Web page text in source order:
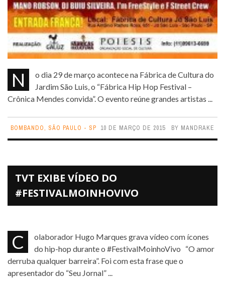
No dia 29 de março acontece na Fábrica de Cultura do
Jardim São Luis, o “Fábrica Hip Hop Festival –
Crônica Mendes convida”. O evento reúne grandes artistas ...
BOMBANDO, SÃO PAULO - SP 10 DE MARÇO DE 2015 BY MANDRAKE
TVT EXIBE VÍDEO DO
#FESTIVALMOINHOVIVO
Colaborador Hugo Marques grava vídeo com ícones
do hip-hop durante o #FestivalMoinhoVivo “O amor
derruba qualquer barreira”. Foi com esta frase que o
apresentador do “Seu Jornal” ...